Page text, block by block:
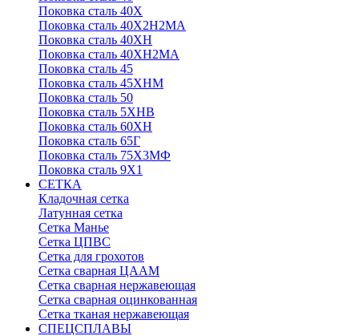
Поковка сталь 40Х
Поковка сталь 40Х2Н2МА
Поковка сталь 40ХН
Поковка сталь 40ХН2МА
Поковка сталь 45
Поковка сталь 45ХНМ
Поковка сталь 50
Поковка сталь 5ХНВ
Поковка сталь 60ХН
Поковка сталь 65Г
Поковка сталь 75Х3МФ
Поковка сталь 9Х1
СЕТКА
Кладочная сетка
Латунная сетка
Сетка Манье
Сетка ЦПВС
Сетка для грохотов
Сетка сварная ЦААМ
Сетка сварная нержавеющая
Сетка сварная оцинкованная
Сетка тканая нержавеющая
СПЕЦСПЛАВЫ